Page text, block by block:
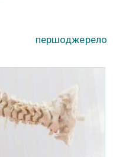
першоджерело